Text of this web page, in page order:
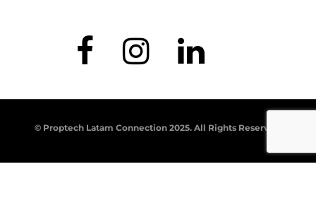
© Proptech Latam Connection 2025. All Rights Reserved.